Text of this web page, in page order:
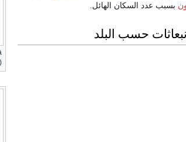
بسبب عدد السكان الهائل.
حسب البلد